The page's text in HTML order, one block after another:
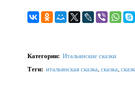
Категории: Итальянские сказки
Теги: итальянская сказка, сказка,